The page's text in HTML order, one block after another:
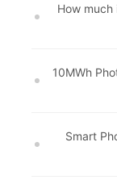
How much
10MWh
Smart